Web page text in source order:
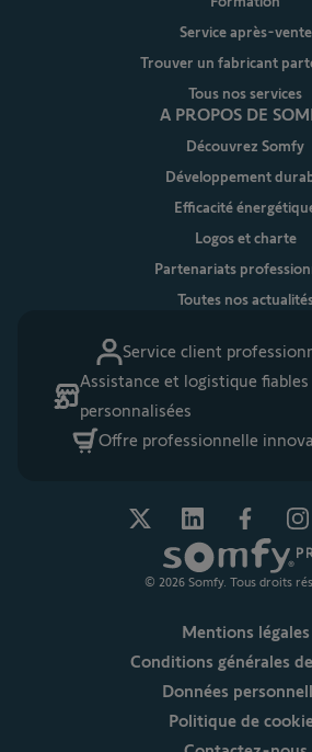
© 2026 Somfy. Tous droits
Service client
Assistance et logistique fiables
personnalisées
Offre professionnelle
Service après-vente
Trouver un fabricant
Tous nos services
A PROPOS DE
Découvrez Somfy
Développement
Efficacité
Logos et charte
Partenariats
Toutes nos
Mentions légales
Conditions générales
Données
Politique de